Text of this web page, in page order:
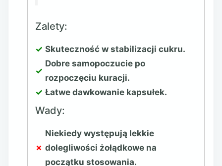
Zalety:
Skuteczność w stabilizacji cukru.
Dobre samopoczucie po
rozpoczęciu kuracji.
Łatwe dawkowanie kapsułek.
Wady:
Niekiedy występują lekkie
dolegliwości żołądkowe na
początku stosowania.